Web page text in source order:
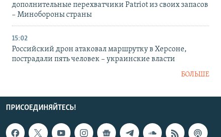
дополнительные перехватчики Patriot из своих запасов
– Минобороны страны
15:02
Российский дрон атаковал маршрутку в Херсоне,
пострадали пять человек – украинские власти
БОЛЬШЕ
ПРИСОЕДИНЯЙТЕСЬ!